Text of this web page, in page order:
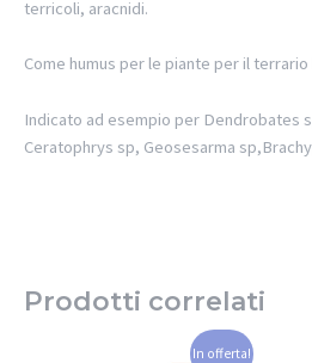
terricoli, aracnidi.
Come humus per le piante per il
Indicato ad esempio per Dendrobates
Ceratophrys sp, Geosesarma
Prodotti correlati
In offerta!